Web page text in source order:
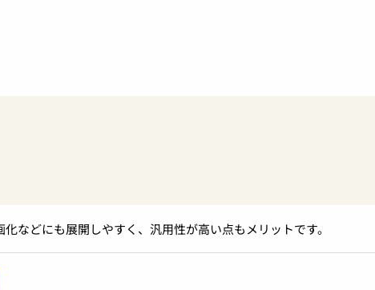
などにも展開しやすく、汎用性が高い点もメリットです。